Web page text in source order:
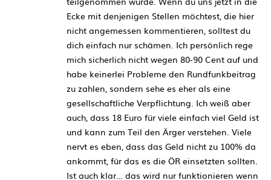
Ecke mit denjenigen Stellen möchtest, die hier
nicht angemessen kommentieren, solltest du
dich einfach nur schämen. Ich persönlich rege
mich sicherlich nicht wegen 80-90 Cent auf und
habe keinerlei Probleme den Rundfunkbeitrag
zu zahlen, sondern sehe es eher als eine
gesellschaftliche Verpflichtung. Ich weiß aber
auch, dass 18 Euro für viele einfach viel Geld ist
und kann zum Teil den Ärger verstehen. Viele
nervt es eben, dass das Geld nicht zu 100% da
ankommt, für das es die ÖR einsetzten sollten.
Ist auch klar… das wird nur funktionieren wenn